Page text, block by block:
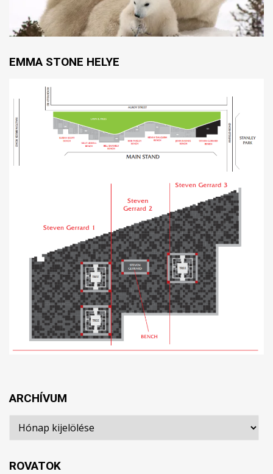
EMMA STONE HELYE
ARCHÍVUM
Archívum
ROVATOK